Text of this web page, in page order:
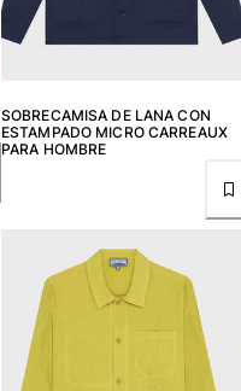
SOBRECAMISA DE LANA CON
ESTAMPADO MICRO CARREAUX
PARA HOMBRE